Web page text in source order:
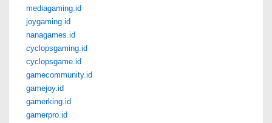
mediagaming.id
joygaming.id
nanagames.id
cyclopsgaming.id
cyclopsgame.id
gamecommunity.id
gamejoy.id
gamerking.id
gamerpro.id